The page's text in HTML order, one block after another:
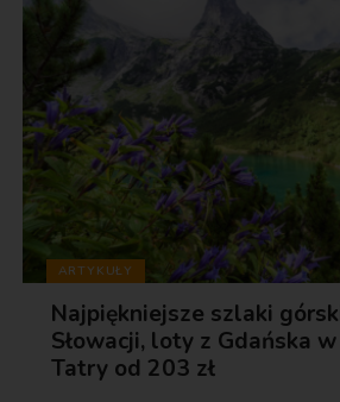
ARTYKUŁY
Najpiękniejsze szlaki
Słowacji, loty z Gdańska
Tatry od 203 zł